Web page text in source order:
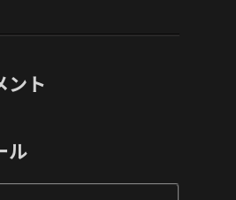
ント
ル